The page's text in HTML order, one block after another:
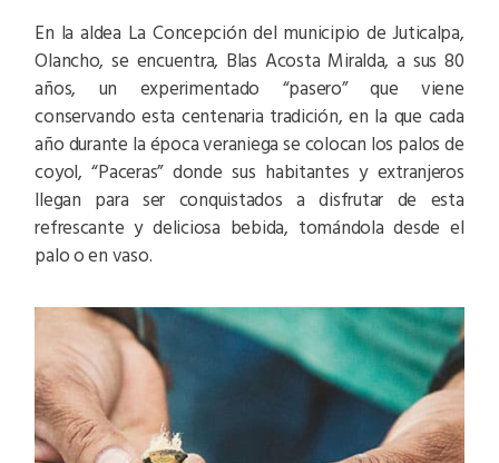
En la aldea La Concepción del municipio de Juticalpa,
Olancho, se encuentra, Blas Acosta Miralda, a sus 80
años, un experimentado “pasero” que viene
conservando esta centenaria tradición, en la que cada
año durante la época veraniega se colocan los palos de
coyol, “Paceras” donde sus habitantes y extranjeros
llegan para ser conquistados a disfrutar de esta
refrescante y deliciosa bebida, tomándola desde el
palo o en vaso.